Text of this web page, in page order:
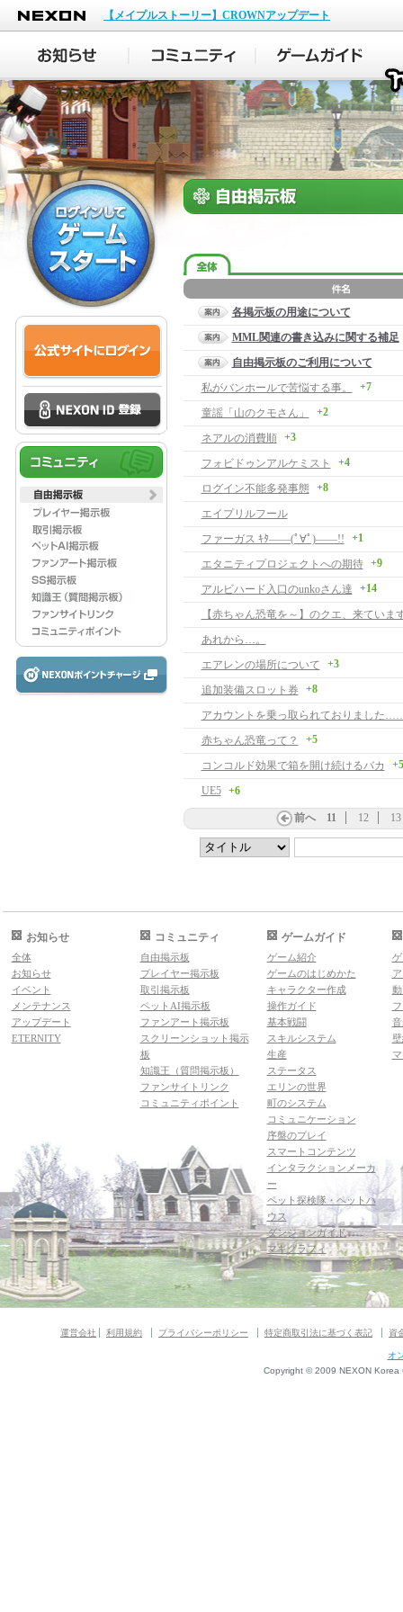
NEXON
【メイプルストーリー】CROWNアップデート
各掲示板の用途について
MML関連の書き込みに関する補足
自由掲示板のご利用について
私がバンホールで苦悩する事。
+7
童謡「山のクモさん」 +2
ネアルの消費順 +3
フォビドゥンアルケミスト +4
ログイン不能多発事態 +8
エイプリルフール
ファーガス ｷﾀ――(ﾟ∀ﾟ)――!!
+1
エタニティプロジェクトへの期待 +9
アルビハード入口のunkoさん達 +14
【赤ちゃん恐竜を～】のクエ、来ていま
あれから…。
エアレンの場所について
+3
追加装備スロット券 +8
アカウントを乗っ取られておりました
赤ちゃん恐竜って？
+5
コンコルド効果で箱を開け続けるバカ +5
UE5 +6
前へ 11 12 13
お知らせ
全体
お知らせ
イベント
メンテナンス
アップデート
ETERNITY
コミュニティ
自由掲示板
プレイヤー掲示板
取引掲示板
ペットAI掲示板
ファンアート掲示板
スクリーンショット掲示
板
知識王（質問掲示板）
ファンサイトリンク
コミュニティポイント
ゲームガイド
ゲーム紹介
ゲームのはじめかた
キャラクター作成
操作ガイド
基本戦闘
スキルシステム
生産
ステータス
エリンの世界
町のシステム
コミュニケーション
序盤のプレイ
スマートコンテンツ
インタラクションメーカ
ー
ペット探検隊・ペットハ
ウス
ダンジョンガイド
マギグラフィ
運営会社 利用規約 プライバシーポリシー 特定商取引法に基づく表記 資
オ
Copyright © 2009 NEXON Korea